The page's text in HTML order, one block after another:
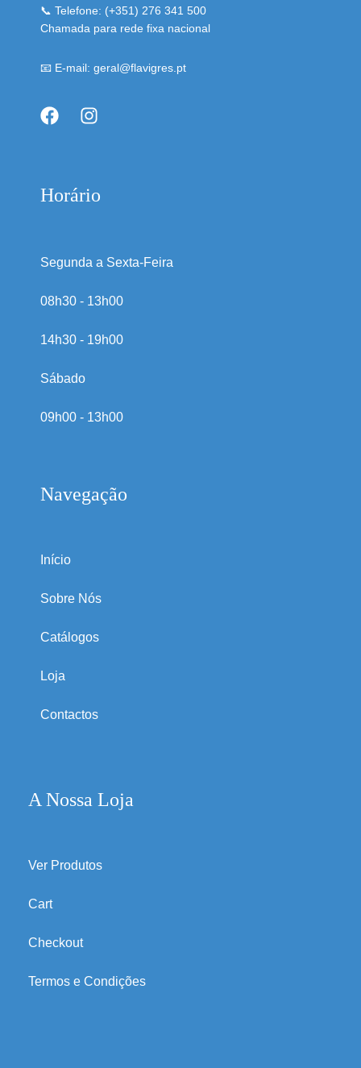
📞 Telefone: (+351) 276 341 500
Chamada para rede fixa nacional
📧 E-mail: geral@flavigres.pt
Horário
Segunda a Sexta-Feira
08h30 - 13h00
14h30 - 19h00
Sábado
09h00 - 13h00
Navegação
Início
Sobre Nós
Catálogos
Loja
Contactos
A Nossa Loja
Ver Produtos
Cart
Checkout
Termos e Condições